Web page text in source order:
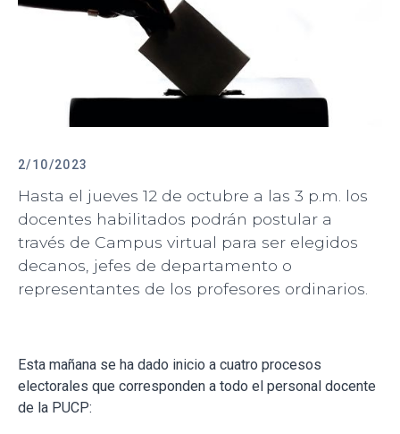
2/10/2023
Hasta el jueves 12 de octubre a las 3 p.m. los
docentes habilitados podrán postular a
través de Campus virtual para ser elegidos
decanos, jefes de departamento o
representantes de los profesores ordinarios.
Esta mañana se ha dado inicio a cuatro procesos
electorales que corresponden a todo el personal docente
de la PUCP: